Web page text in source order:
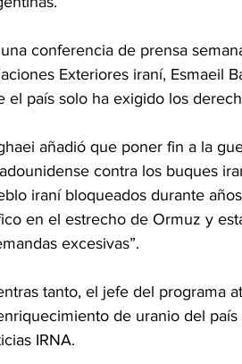
conferencia de prensa
Exteriores iraní, Esmaeil
el país solo ha exigido los
añadió que poner fin a la
contra los buques
iraní bloqueados durante
en el estrecho de Ormuz y
excesivas”.
tanto, el jefe del programa
de uranio del
IRNA.